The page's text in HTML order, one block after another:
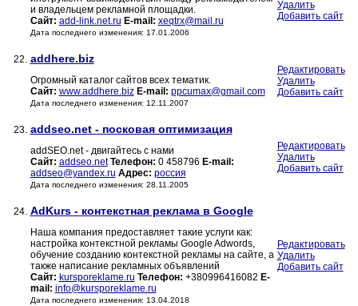
и владельцем рекламной площадки.
Сайт: add-link.net.ru E-mail: xeqtrx@mail.ru
Дата последнего изменения: 17.01.2006
Удалить
Добавить сайт
22. addhere.biz
Огромный каталог сайтов всех тематик.
Сайт: www.addhere.biz E-mail: ppcumax@gmail.com
Дата последнего изменения: 12.11.2007
Редактировать
Удалить
Добавить сайт
23. addseo.net - посковая оптимизация
addSEO.net - двигайтесь с нами
Сайт: addseo.net Телефон: 0 458796 E-mail:
addseo@yandex.ru Адрес: россия
Дата последнего изменения: 28.11.2005
Редактировать
Удалить
Добавить сайт
24. AdKurs - контекстная реклама в Google
Наша компания предоставляет такие услуги как:
настройка контекстной рекламы Google Adwords,
обучение созданию контекстной рекламы на сайте, а
также написание рекламных объявлений
Сайт: kursporeklame.ru Телефон: +380996416082 E-
mail: info@kursporeklame.ru
Дата последнего изменения: 13.04.2018
Редактировать
Удалить
Добавить сайт